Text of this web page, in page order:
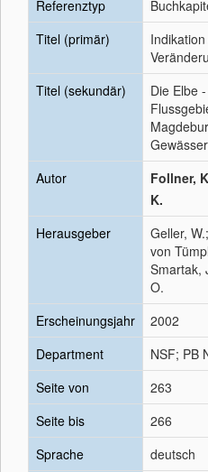
Referenztyp
Titel (primär)
Titel (sekundär)
Die Elbe
Autor
Follner,
K.
Herausgeber
Geller,
von
Smartak,
O.
Erscheinungsjahr
2002
Department
NSF; PB
Seite von
263
Seite bis
266
Sprache
deutsch